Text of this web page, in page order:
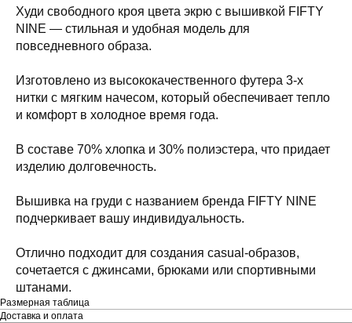
Худи свободного кроя цвета экрю с вышивкой FIFTY
NINE — стильная и удобная модель для
повседневного образа.
Изготовлено из высококачественного футера 3-х
нитки с мягким начесом, который обеспечивает тепло
и комфорт в холодное время года.
В составе 70% хлопка и 30% полиэстера, что придает
изделию долговечность.
Вышивка на груди с названием бренда FIFTY NINE
подчеркивает вашу индивидуальность.
Отлично подходит для создания casual-образов,
сочетается с джинсами, брюками или спортивными
штанами.
Размерная таблица
Доставка и оплата